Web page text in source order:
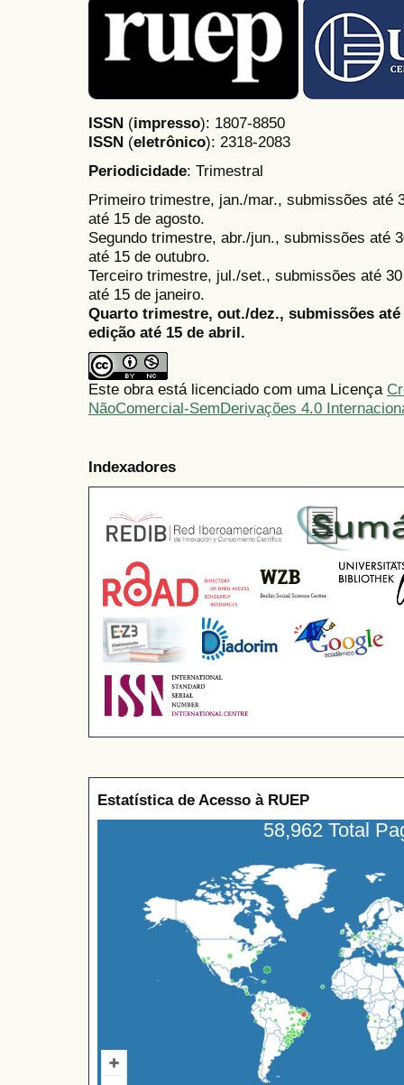
ISSN (impresso): 1807-8850
ISSN (eletrônico): 2318-2083
Periodicidade: Trimestral
Primeiro trimestre, jan./mar., submissões até
até 15 de agosto.
Segundo trimestre, abr./jun., submissões até
até 15 de outubro.
Terceiro trimestre, jul./set., submissões até
até 15 de janeiro.
Quarto trimestre, out./dez., submissões
edição até 15 de abril.
Este obra está licenciado com uma Licença
NãoComercial-SemDerivações 4.0
Indexadores
Estatística de Acesso à RUEP
58,962 Total